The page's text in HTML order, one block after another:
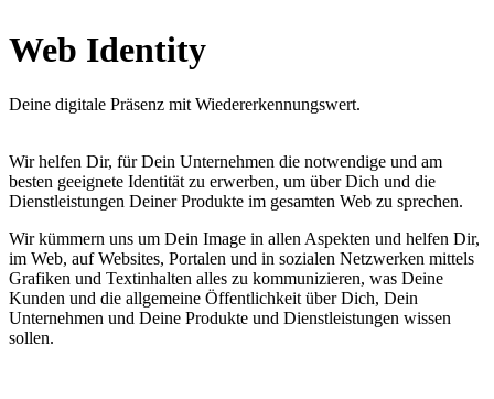
Web Identity
Deine digitale Präsenz mit Wiedererkennungswert.
Wir helfen Dir, für Dein Unternehmen die notwendige und am
besten geeignete Identität zu erwerben, um über Dich und die
Dienstleistungen Deiner Produkte im gesamten Web zu sprechen.
Wir kümmern uns um Dein Image in allen Aspekten und helfen Dir,
im Web, auf Websites, Portalen und in sozialen Netzwerken mittels
Grafiken und Textinhalten alles zu kommunizieren, was Deine
Kunden und die allgemeine Öffentlichkeit über Dich, Dein
Unternehmen und Deine Produkte und Dienstleistungen wissen
sollen.